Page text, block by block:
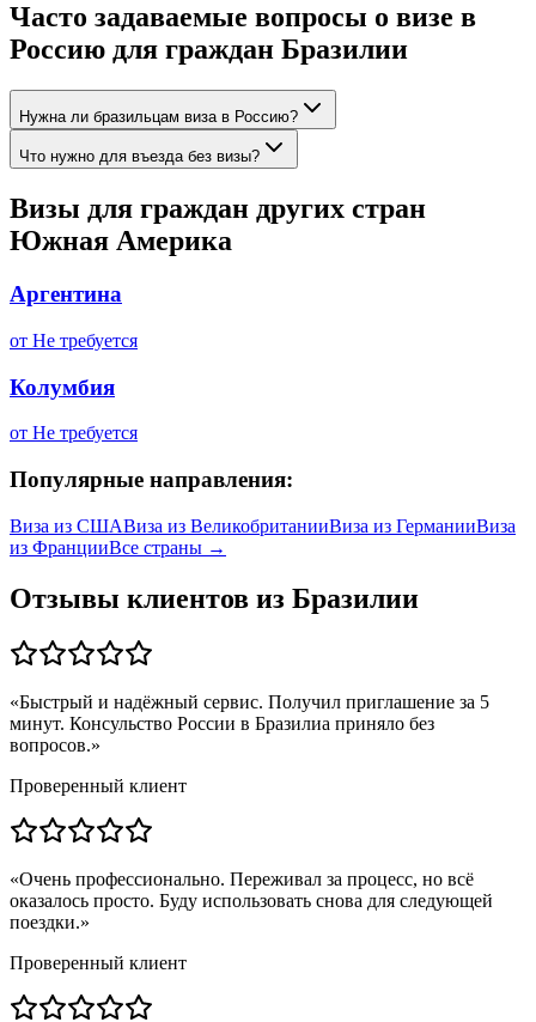
Часто задаваемые вопросы о визе в
Россию для граждан Бразилии
Нужна ли бразильцам виза в Россию?
Что нужно для въезда без визы?
Визы для граждан других стран
Южная Америка
Аргентина
от Не требуется
Колумбия
от Не требуется
Популярные направления:
Виза из СШАВиза из ВеликобританииВиза из ГерманииВиза
из ФранцииВсе страны →
Отзывы клиентов из Бразилии
«Быстрый и надёжный сервис. Получил приглашение за 5
минут. Консульство России в Бразилиа приняло без
вопросов.»
Проверенный клиент
«Очень профессионально. Переживал за процесс, но всё
оказалось просто. Буду использовать снова для следующей
поездки.»
Проверенный клиент